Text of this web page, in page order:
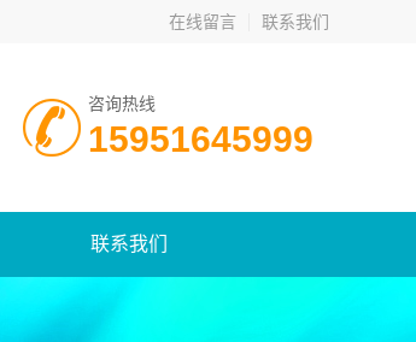
在线留言 联系我们
咨询热线
15951645999
联系我们